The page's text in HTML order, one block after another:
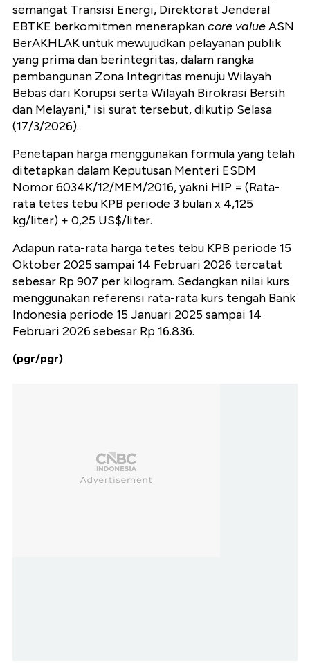
semangat Transisi Energi, Direktorat Jenderal
EBTKE berkomitmen menerapkancore valueASN
BerAKHLAK untuk mewujudkan pelayanan publik
yang prima dan berintegritas, dalam rangka
pembangunan Zona Integritas menuju Wilayah
Bebas dari Korupsi serta Wilayah Birokrasi Bersih
dan Melayani," isi surat tersebut, dikutip Selasa
(17/3/2026).
Penetapan harga menggunakan formula yang telah
ditetapkan dalam Keputusan Menteri ESDM
Nomor 6034K/12/MEM/2016, yakni HIP = (Rata-
rata tetes tebu KPB periode 3 bulan x 4,125
kg/liter) + 0,25 US$/liter.
Adapun rata-rata harga tetes tebu KPB periode 15
Oktober 2025 sampai 14 Februari 2026 tercatat
sebesar Rp 907 per kilogram. Sedangkan nilai kurs
menggunakan referensi rata-rata kurs tengah Bank
Indonesia periode 15 Januari 2025 sampai 14
Februari 2026 sebesar Rp 16.836.
(pgr/pgr)